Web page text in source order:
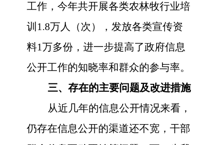
工作，今年共开展各类农林牧行业培
训 1.8万人（次），发放各类宣传资
料1万多份，进一步提高了政府信息
公开工作的知晓率和群众的参与率。
三、存在的主要问题及改进措施
从近几年的信息公开情况来看，
仍存在信息公开的渠道还不宽，干部